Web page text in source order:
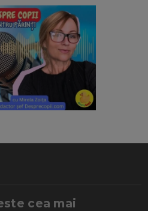
cea mai